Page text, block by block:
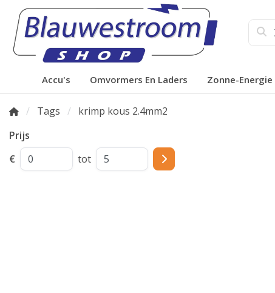
Accu's Omvormers En Laders Zonne-Energie
Tags
krimp kous 2.4mm2
Prijs
€
tot